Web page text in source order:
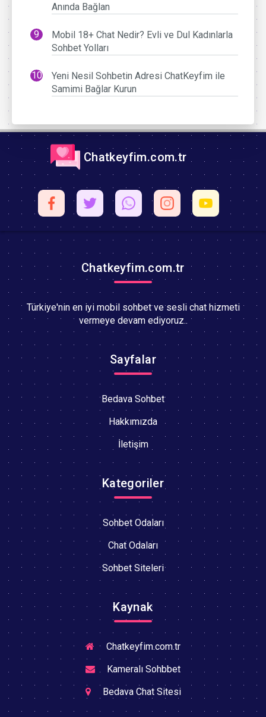
Anında Bağlan
Mobil 18+ Chat Nedir? Evli ve Dul Kadınlarla
Sohbet Yolları
Yeni Nesil Sohbetin Adresi ChatKeyfim ile
Samimi Bağlar Kurun
Chatkeyfim.com.tr
Chatkeyfim.com.tr
Türkiye'nin en iyi mobil sohbet ve sesli chat hizmeti
vermeye devam ediyoruz..
Sayfalar
Bedava Sohbet
Hakkımızda
İletişim
Kategoriler
Sohbet Odaları
Chat Odaları
Sohbet Siteleri
Kaynak
Chatkeyfim.com.tr
Kameralı Sohbbet
Bedava Chat Sitesi